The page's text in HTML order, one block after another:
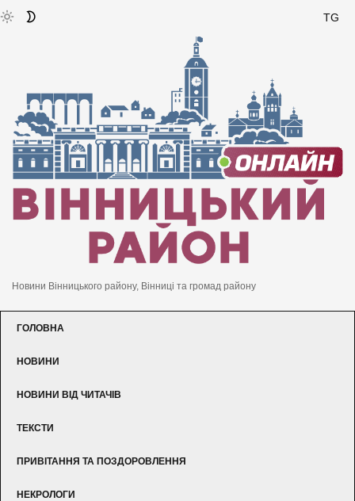
TG
Новини Вінницького району, Вінниці та громад району
ГОЛОВНА
НОВИНИ
НОВИНИ ВІД ЧИТАЧІВ
ТЕКСТИ
ПРИВІТАННЯ ТА ПОЗДОРОВЛЕННЯ
НЕКРОЛОГИ